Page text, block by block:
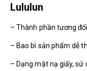
Lululun
– Thành phần tương
– Bao bì sản phẩm dễ
– Dạng mặt nạ giấy, sử